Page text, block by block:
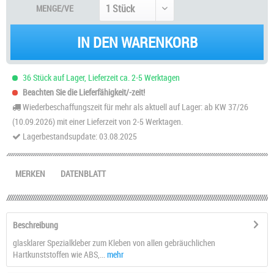
MENGE/VE
IN DEN WARENKORB
36 Stück auf Lager, Lieferzeit ca. 2-5 Werktagen
Beachten Sie die Lieferfähigkeit/-zeit!
Wiederbeschaffungszeit für mehr als aktuell auf Lager: ab KW 37/26
(10.09.2026) mit einer Lieferzeit von 2-5 Werktagen.
Lagerbestandsupdate: 03.08.2025
DATENBLATT
MERKEN
Beschreibung
glasklarer Spezialkleber zum Kleben von allen gebräuchlichen
Hartkunststoffen wie ABS,...
mehr